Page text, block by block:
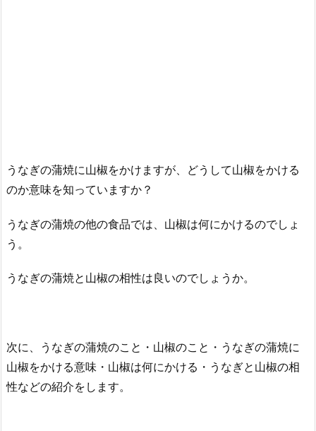
うなぎの蒲焼に山椒をかけますが、どうして山椒をかける
のか意味を知っていますか？
うなぎの蒲焼の他の食品では、山椒は何にかけるのでしょ
う。
うなぎの蒲焼と山椒の相性は良いのでしょうか。
次に、うなぎの蒲焼のこと・山椒のこと・うなぎの蒲焼に
山椒をかける意味・山椒は何にかける・うなぎと山椒の相
性などの紹介をします。